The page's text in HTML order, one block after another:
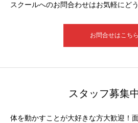
スクールへのお問合わせはお気軽にどう
お問合せはこちら
スタッフ募集
体を動かすことが大好きな方大歓迎！